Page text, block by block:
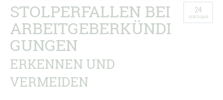
STOLPERFALLEN BEI
ARBEITGEBERKÜNDI
GUNGEN
ERKENNEN UND
VERMEIDEN
24
VERFÜGBAR